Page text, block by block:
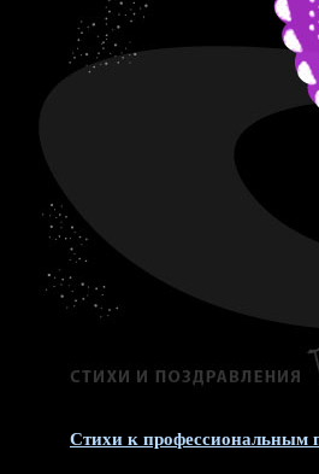
Стихи к профессиональным